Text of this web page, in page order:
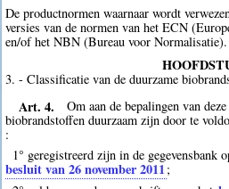
De productnormen waarnaar wordt
versies van de normen van het ECN
en/of het NBN (Bureau voor Normalisatie).
3. - Classificatie van de duurzame
Art. 4.
Om aan de bepalingen van
biobrandstoffen duurzaam zijn door te
:
1° geregistreerd zijn in de gegevensbank
besluit van 26 november 2011;